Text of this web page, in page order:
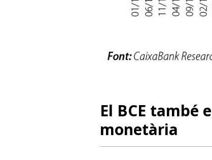
El BCE també
monetària